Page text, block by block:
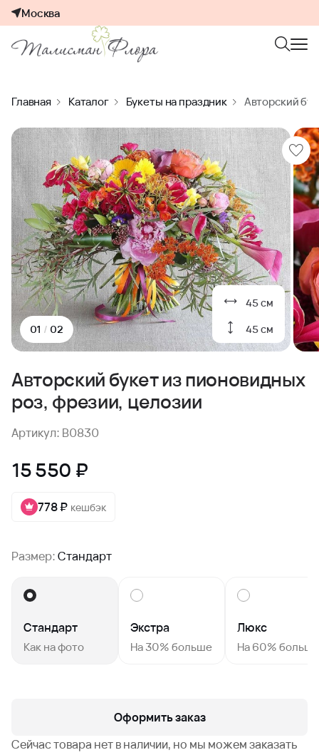
Москва
Главная Каталог Букеты на праздник Авторский
45 см
45 см
01 / 02
Авторский букет из пионовидных
роз, фрезии, целозии
Артикул: B0830
15 550 ₽
778 ₽ кешбэк
Размер:Стандарт
Стандарт
Как на фото
Экстра
На 30% больше
Люкс
На 60% больше
Оформить заказ
Сейчас товара нет в наличии, но мы можем заказать